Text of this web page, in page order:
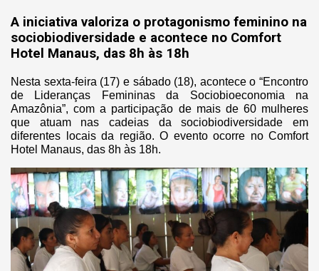
A iniciativa valoriza o protagonismo feminino na
sociobiodiversidade e acontece no Comfort
Hotel Manaus, das 8h às 18h
Nesta sexta-feira (17) e sábado (18), acontece o “Encontro
de Lideranças Femininas da Sociobioeconomia na
Amazônia”, com a participação de mais de 60 mulheres
que atuam nas cadeias da sociobiodiversidade em
diferentes locais da região. O evento ocorre no Comfort
Hotel Manaus, das 8h às 18h.